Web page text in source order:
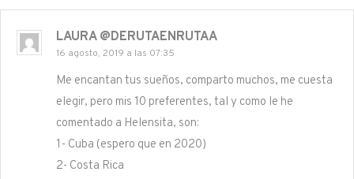
LAURA @DERUTAENRUTAA
16 agosto, 2019 a las 07:35
Me encantan tus sueños, comparto muchos, me cuesta
elegir, pero mis 10 preferentes, tal y como le he
comentado a Helensita, son:
1- Cuba (espero que en 2020)
2- Costa Rica